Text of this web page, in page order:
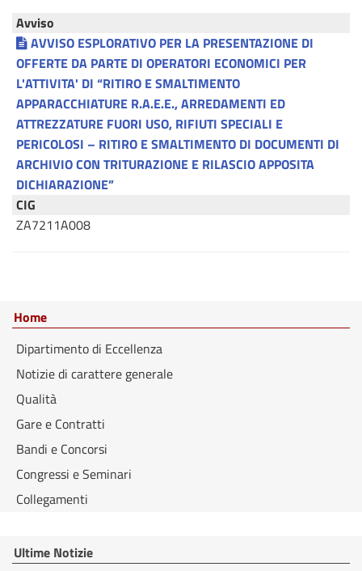
Avviso
AVVISO ESPLORATIVO PER LA PRESENTAZIONE DI
OFFERTE DA PARTE DI OPERATORI ECONOMICI PER
L'ATTIVITA' DI “RITIRO E SMALTIMENTO
APPARACCHIATURE R.A.E.E., ARREDAMENTI ED
ATTREZZATURE FUORI USO, RIFIUTI SPECIALI E
PERICOLOSI – RITIRO E SMALTIMENTO DI DOCUMENTI DI
ARCHIVIO CON TRITURAZIONE E RILASCIO APPOSITA
DICHIARAZIONE”
CIG
ZA7211A008
Home
Dipartimento di Eccellenza
Notizie di carattere generale
Qualità
Gare e Contratti
Bandi e Concorsi
Congressi e Seminari
Collegamenti
Ultime Notizie